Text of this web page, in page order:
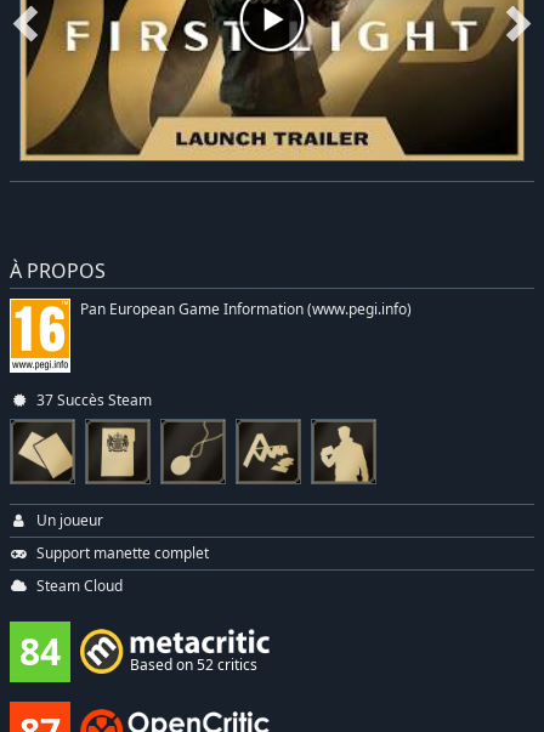
À PROPOS
Pan European Game Information (www.pegi.info)
37 Succès Steam
Un joueur
Support manette complet
Steam Cloud
84 Based on 52 critics